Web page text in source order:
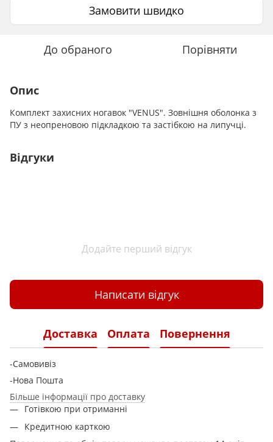
Замовити швидко
До обраного Порівняти
Опис
Комплект захисних ногавок "VENUS". Зовнішня оболонка з
ПУ з неопреновою підкладкою та застібкою на липучці.
Відгуки
Додайте перший відгук
Написати відгук
Доставка Оплата Повернення
-Самовивіз
-Нова Пошта
Більше інформації про доставку
Готівкою при отриманні
Кредитною карткою